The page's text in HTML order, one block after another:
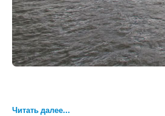
Читать далее...